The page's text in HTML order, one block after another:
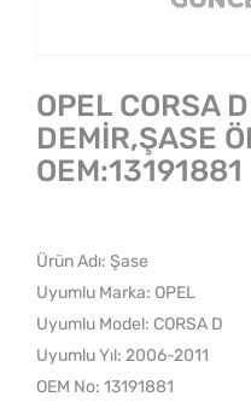
OPEL CORSA
DEMİR,ŞASE
OEM:13191881
Ürün Adı: Şase
Uyumlu Marka: OPEL
Uyumlu Model: CORSA D
Uyumlu Yıl: 2006-2011
OEM No: 13191881